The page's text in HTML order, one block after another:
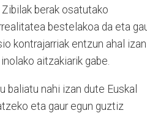
berak osatutako
bestelakoa da eta
kontrajarriak entzun ahal izan
aitzakiarik gabe.
baliatu nahi izan dute Euskal
eta gaur egun guztiz